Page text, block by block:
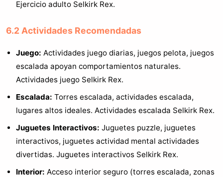
Ejercicio adulto Selkirk Rex.
6.2 Actividades Recomendadas
Juego: Actividades juego diarias, juegos pelota, juegos
escalada apoyan comportamientos naturales.
Actividades juego Selkirk Rex.
Escalada: Torres escalada, actividades escalada,
lugares altos ideales. Actividades escalada Selkirk Rex.
Juguetes Interactivos: Juguetes puzzle, juguetes
interactivos, juguetes actividad mental actividades
divertidas. Juguetes interactivos Selkirk Rex.
Interior: Acceso interior seguro (torres escalada, zonas